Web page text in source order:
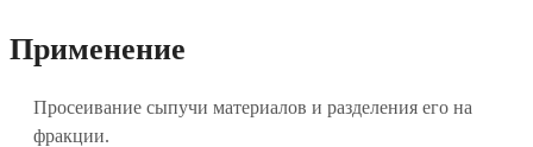
Применение
Просеивание сыпучи материалов и разделения его на
фракции.